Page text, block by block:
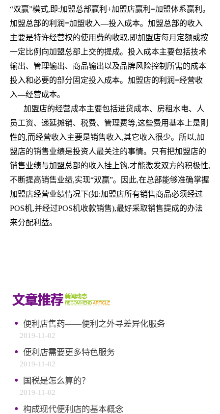
“双赢”模式,即:加盟总部赢利+加盟店赢利=加盟体系赢利。
加盟总部的利润=加盟收入—投入成本。加盟总部的收入
主要是特许经营权的使用费的收取,即加盟店每月定额或按
一定比例向加盟总部上交的提成。投入成本主要包括技术
输出、管理输出、商品输出以及品牌风险控制所需的成本
投入和必要的部分固定投入成本。加盟店的利润=经营收
入—经营成本。
加盟店的经营成本主要包括进货成本、房租水电、人
员工资、递延摊销、税费、管理费等,这些费用基本上是刚
性的,而经营收入主要是销售收入,其它收入很少。所以,加
盟店的销售业绩是投资人最关注的事情。只有把加盟店的
销售业绩与加盟总部的收入挂上钩,才能激发双方的积极性,
不断提高销售业绩,实现“双赢”。因此,在总部能够准确掌握
加盟店经营业绩情况下(如:加盟店所有销售商品必须经过
POS机,并经过POS机收款销售),最好采取销售提成的办法
来分配利益。
· 便利店售药——便利之外寻差异化服务
2019-11-02
· 便利店需要更多特色服务
2019-11-02
· 国税是怎么算的？
2019-11-02
构成现代便利店的基本概念